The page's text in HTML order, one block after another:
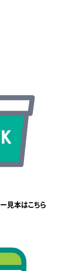
見本はこちら